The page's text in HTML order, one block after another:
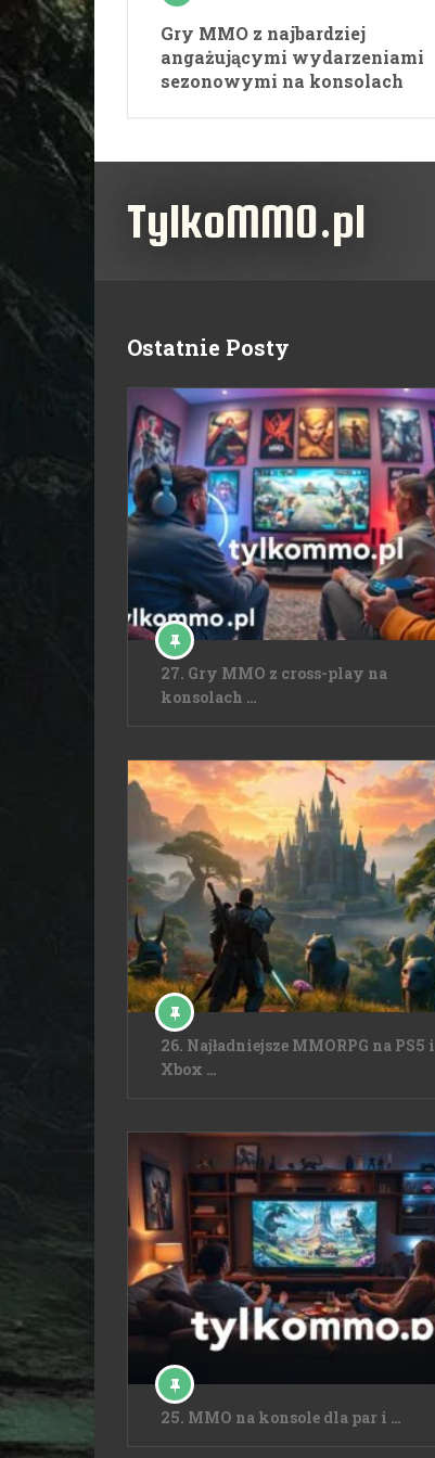
Gry MMO z najbardziej
angażującymi wydarzeniami
sezonowymi na konsolach
TylkoMMO.pl
Ostatnie Posty
27. Gry MMO z cross-play na
konsolach …
26. Najładniejsze MMORPG na PS5 i
Xbox …
25. MMO na konsole dla par i …